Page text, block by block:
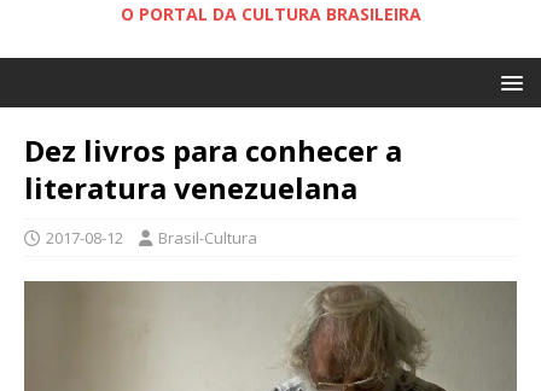
O PORTAL DA CULTURA BRASILEIRA
Dez livros para conhecer a
literatura venezuelana
2017-08-12 Brasil-Cultura